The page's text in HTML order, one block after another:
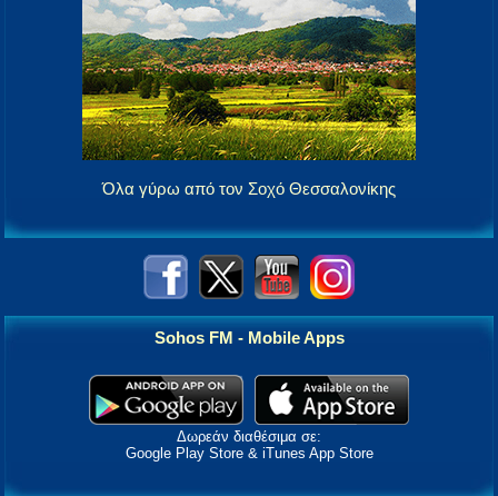
Όλα γύρω από τον Σοχό Θεσσαλονίκης
Sohos FM - Mobile Apps
Δωρεάν διαθέσιμα σε:
Google Play Store & iTunes App Store